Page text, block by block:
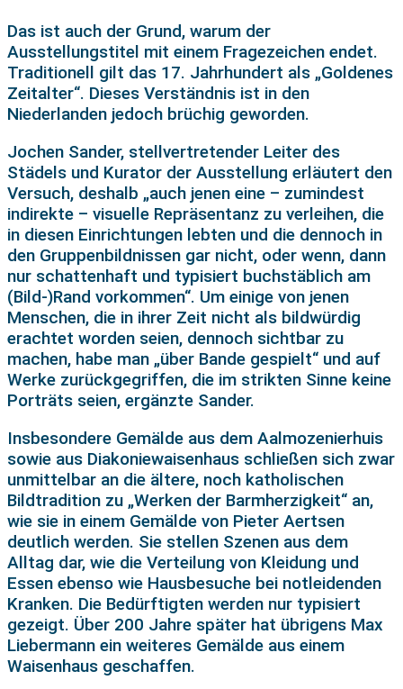
Das ist auch der Grund, warum der
Ausstellungstitel mit einem Fragezeichen endet.
Traditionell gilt das 17. Jahrhundert als „Goldenes
Zeitalter“. Dieses Verständnis ist in den
Niederlanden jedoch brüchig geworden.
Jochen Sander, stellvertretender Leiter des
Städels und Kurator der Ausstellung erläutert den
Versuch, deshalb „auch jenen eine – zumindest
indirekte – visuelle Repräsentanz zu verleihen, die
in diesen Einrichtungen lebten und die dennoch in
den Gruppenbildnissen gar nicht, oder wenn, dann
nur schattenhaft und typisiert buchstäblich am
(Bild-)Rand vorkommen“. Um einige von jenen
Menschen, die in ihrer Zeit nicht als bildwürdig
erachtet worden seien, dennoch sichtbar zu
machen, habe man „über Bande gespielt“ und auf
Werke zurückgegriffen, die im strikten Sinne keine
Porträts seien, ergänzte Sander.
Insbesondere Gemälde aus dem Aalmozenierhuis
sowie aus Diakoniewaisenhaus schließen sich zwar
unmittelbar an die ältere, noch katholischen
Bildtradition zu „Werken der Barmherzigkeit“ an,
wie sie in einem Gemälde von Pieter Aertsen
deutlich werden. Sie stellen Szenen aus dem
Alltag dar, wie die Verteilung von Kleidung und
Essen ebenso wie Hausbesuche bei notleidenden
Kranken. Die Bedürftigten werden nur typisiert
gezeigt. Über 200 Jahre später hat übrigens Max
Liebermann ein weiteres Gemälde aus einem
Waisenhaus geschaffen.